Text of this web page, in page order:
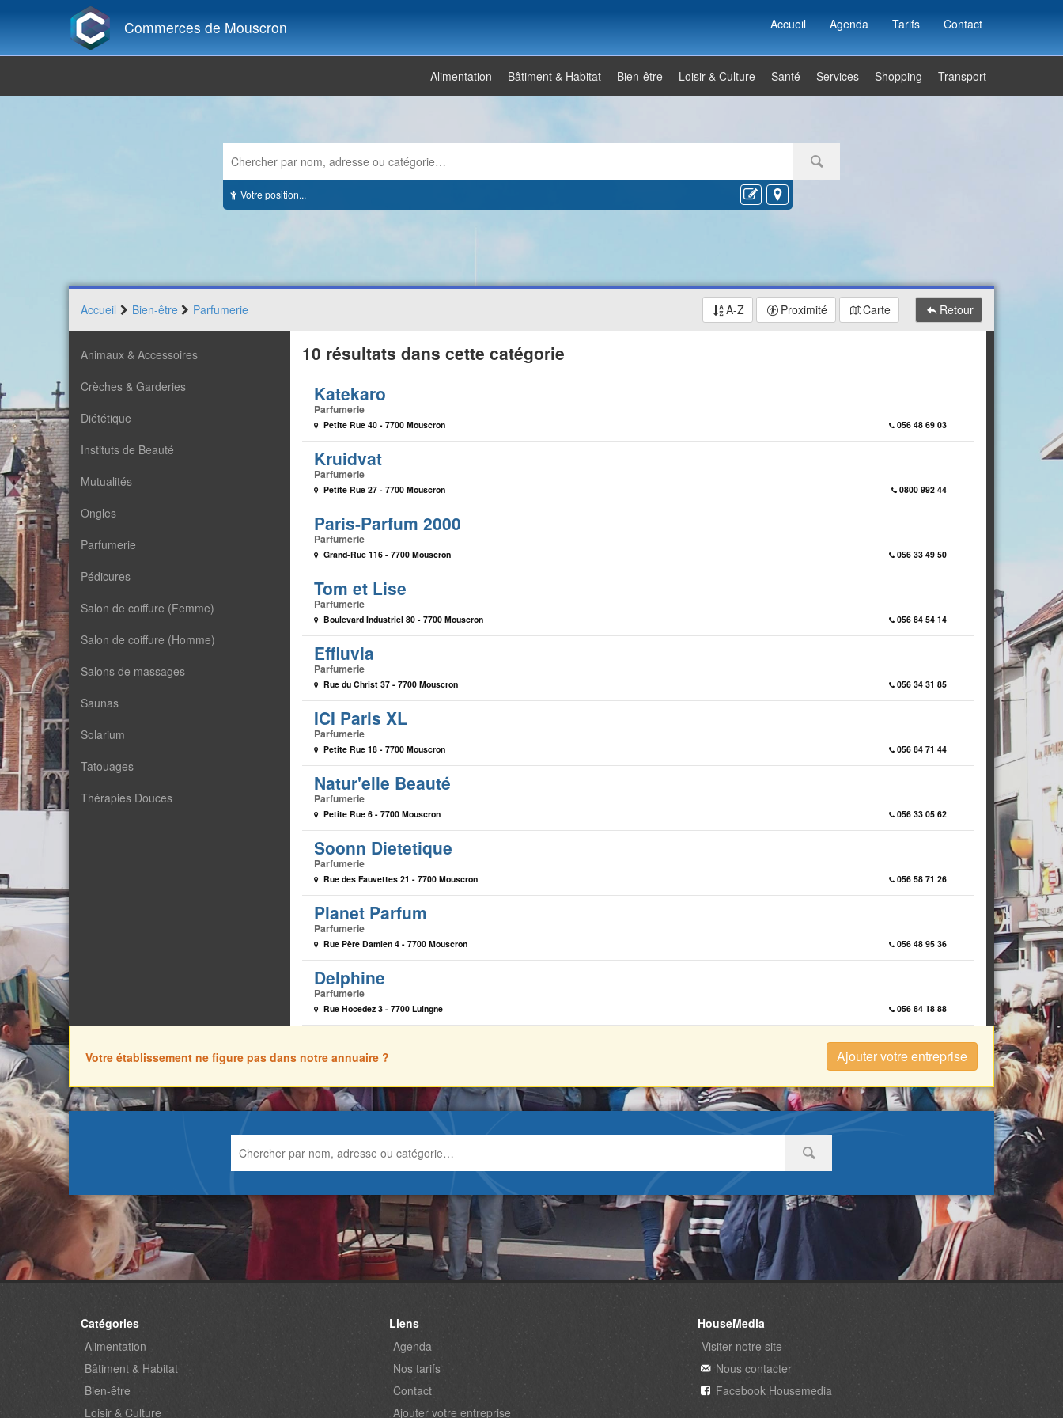
Commerces de Mouscron Accueil Agenda Tarifs Contact
Alimentation Bâtiment & Habitat Bien-être Loisir & Culture Santé Services Shopping Transport
Votre position...
Accueil Bien-être Parfumerie Retour
A-Z Proximité Carte
Animaux & Accessoires
Crèches & Garderies
Diététique
Instituts de Beauté
Mutualités
Ongles
Parfumerie
Pédicures
Salon de coiffure (Femme)
Salon de coiffure (Homme)
Salons de massages
Saunas
Solarium
Tatouages
Thérapies Douces
10 résultats dans cette catégorie
Katekaro
Parfumerie
Petite Rue 40 - 7700 Mouscron 056 48 69 03
Kruidvat
Parfumerie
Petite Rue 27 - 7700 Mouscron 0800 992 44
Paris-Parfum 2000
Parfumerie
Grand-Rue 116 - 7700 Mouscron 056 33 49 50
Tom et Lise
Parfumerie
Boulevard Industriel 80 - 7700 Mouscron 056 84 54 14
Effluvia
Parfumerie
Rue du Christ 37 - 7700 Mouscron 056 34 31 85
ICI Paris XL
Parfumerie
Petite Rue 18 - 7700 Mouscron 056 84 71 44
Natur'elle Beauté
Parfumerie
Petite Rue 6 - 7700 Mouscron 056 33 05 62
Soonn Dietetique
Parfumerie
Rue des Fauvettes 21 - 7700 Mouscron 056 58 71 26
Planet Parfum
Parfumerie
Rue Père Damien 4 - 7700 Mouscron 056 48 95 36
Delphine
Parfumerie
Rue Hocedez 3 - 7700 Luingne 056 84 18 88
Votre établissement ne figure pas dans notre annuaire ? Ajouter votre entreprise
Catégories
Alimentation
Bâtiment & Habitat
Bien-être
Loisir & Culture
Liens
Agenda
Nos tarifs
Contact
Ajouter votre entreprise
HouseMedia
Visiter notre site
Nous contacter
Facebook Housemedia